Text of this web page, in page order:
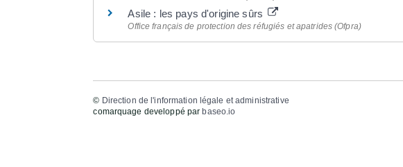
Asile : les pays d'origine sûrs
Office français de protection des réfugiés et apatrides (Ofpra)
© Direction de l'information légale et administrative
comarquage developpé par baseo.io